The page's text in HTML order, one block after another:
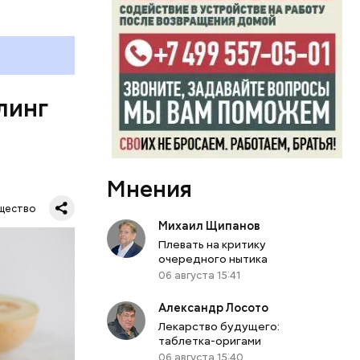
в
Мнения
Михаил Щипанов
Плевать на критику
очередного нытика
06 августа 15:41
Александр Лосото
Лекарство будущего:
таблетка-оригами
06 августа 15:40